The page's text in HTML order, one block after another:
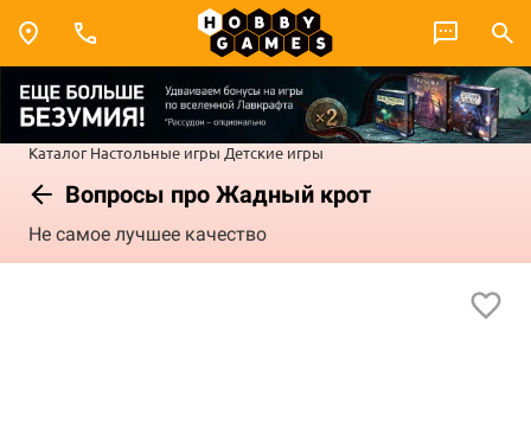
Каталог Настольные игры Детские игры
Вопросы про Жадный крот
Не самое лучшее качество